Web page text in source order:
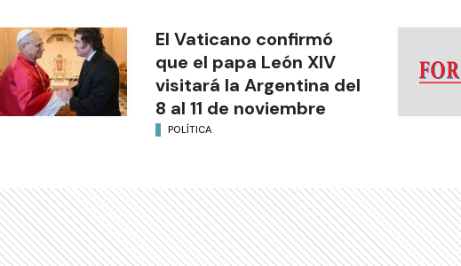
El Vaticano confirmó
que el papa León XIV
visitará la Argentina del
8 al 11 de noviembre
POLÍTICA